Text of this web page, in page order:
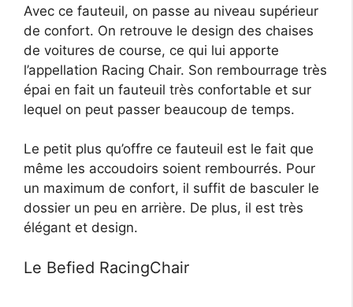
Avec ce fauteuil, on passe au niveau supérieur
de confort. On retrouve le design des chaises
de voitures de course, ce qui lui apporte
l’appellation Racing Chair. Son rembourrage très
épai en fait un fauteuil très confortable et sur
lequel on peut passer beaucoup de temps.
Le petit plus qu’offre ce fauteuil est le fait que
même les accoudoirs soient rembourrés. Pour
un maximum de confort, il suffit de basculer le
dossier un peu en arrière. De plus, il est très
élégant et design.
Le Befied RacingChair